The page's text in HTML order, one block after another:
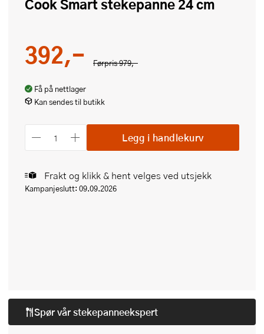
Cook Smart stekepanne 24 cm
Førpris979,-
392,-
Få på nettlager
Kan sendes til butikk
Legg i handlekurv
Frakt og klikk & hent velges ved utsjekk
Kampanjeslutt: 09.09.2026
Spør vårstekepanneekspert